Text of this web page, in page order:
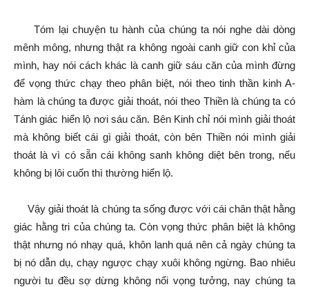
Tóm lại chuyện tu hành của chúng ta nói nghe dài dòng
mênh mông, nhưng thật ra không ngoài canh giữ con khỉ của
mình, hay nói cách khác là canh giữ sáu căn của mình đừng
để vọng thức chạy theo phân biệt, nói theo tinh thần kinh A-
hàm là chúng ta được giải thoát, nói theo Thiền là chúng ta có
Tánh giác hiển lộ nơi sáu căn. Bên Kinh chỉ nói mình giải thoát
mà không biết cái gì giải thoát, còn bên Thiền nói mình giải
thoát là vì có sẵn cái không sanh không diệt bên trong, nếu
không bị lôi cuốn thì thường hiển lộ.
Vậy giải thoát là chúng ta sống được với cái chân thật hằng
giác hằng tri của chúng ta. Còn vọng thức phân biệt là không
thật nhưng nó nhạy quá, khôn lanh quá nên cả ngày chúng ta
bị nó dẫn dụ, chạy ngược chạy xuôi không ngừng. Bao nhiêu
người tu đều sợ dừng không nổi vọng tưởng, nay chúng ta